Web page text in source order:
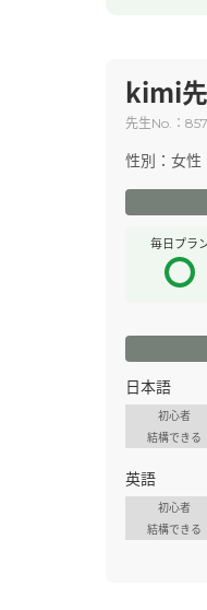
kimi
先生No. ：
性別： 女性
毎日プラ
日本語
初心者
結構できる
英語
初心者
結構できる